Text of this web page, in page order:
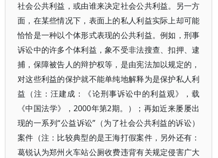
社会公共利益，或由谁来决定社会公共利益。另一方
面，在某些情况下，表面上的私人利益实际上却可能
恰恰是一种以个体形式表现的公共利益。例如，刑事
诉讼中的许多个体利益，象不受非法搜查、扣押、逮
捕，保障被告人的辩护权等，是由宪法加以规定的，
对这些利益的保护就不能单纯地解释为是保护私人利
益（注：汪建成：《论刑事诉讼中的利益观》，载
《中国法学》，2000年第2期。）；再如近来屡屡出
现的一系列“公益诉讼”（为了社会公共利益的诉讼）
案件（注：比较典型的是王海打假案件，另外还有：
葛锐认为郑州火车站公厕收费违背有关规定侵害广大